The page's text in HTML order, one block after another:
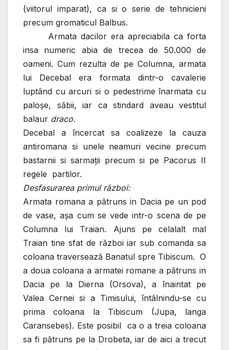
(viitorul imparat), ca si o serie de tehnicieni
precum gromaticul Balbus.
Armata dacilor era apreciabila ca forta
insa numeric abia de trecea de 50.000 de
oameni. Cum rezulta de pe Columna, armata
lui Decebal era formata dintr-o cavalerie
luptând cu arcuri si o pedestrime înarmata cu
paloşe, săbii, iar ca stindard aveau vestitul
balaur draco.
Decebal a încercat sa coalizeze la cauza
antiromana si unele neamuri vecine precum
bastarnii si sarmaţii precum si pe Pacorus II
regele partilor.
Desfasurarea primul război:
Armata romana a pătruns in Dacia pe un pod
de vase, aşa cum se vede intr-o scena de pe
Columna lui Traian. Ajuns pe celalalt mal
Traian tine sfat de război iar sub comanda sa
coloana traversează Banatul spre Tibiscum. O
a doua coloana a armatei romane a pătruns in
Dacia pe la Dierna (Orsova), a înaintat pe
Valea Cernei si a Timisului, întâlnindu-se cu
prima coloana la Tibiscum (Jupa, langa
Caransebes). Este posibil ca o a treia coloana
sa fi pătruns pe la Drobeta, iar de aici a trecut